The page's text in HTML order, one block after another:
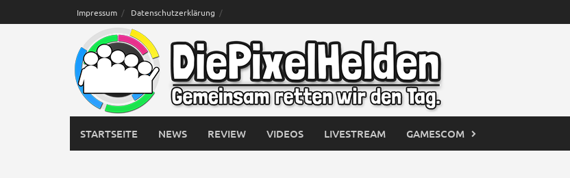
to
Impressum Datenschutzerklärung
STARTSEITE NEWS REVIEW VIDEOS LIVESTREAM GAMESCOM